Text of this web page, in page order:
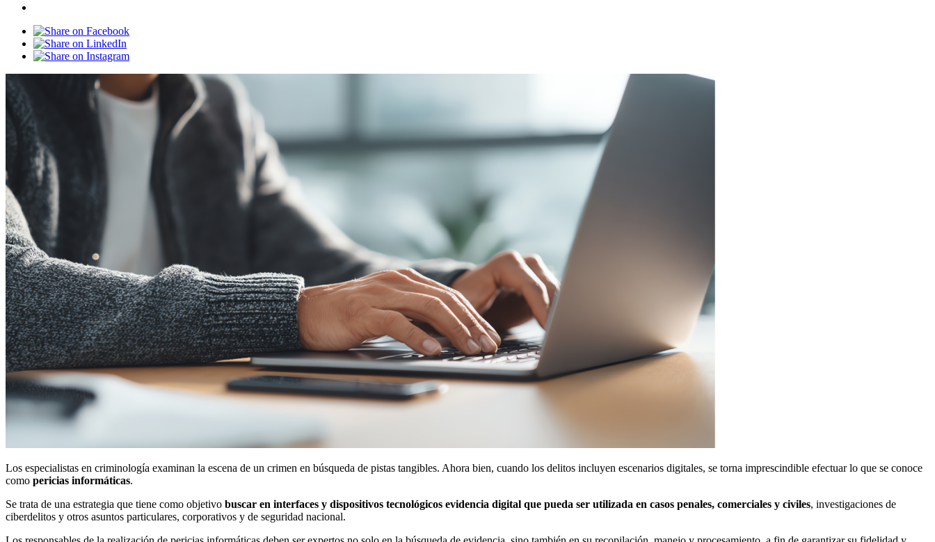
Los especialistas en criminología examinan la escena de un crimen en búsqueda de pistas tangibles. Ahora bien, cuando los delitos incluyen escenarios digitales, se torna imprescindible efectuar lo que se conoce
como pericias informáticas.
Se trata de una estrategia que tiene como objetivo buscar en interfaces y dispositivos tecnológicos evidencia digital que pueda ser utilizada en casos penales, comerciales y civiles, investigaciones de
ciberdelitos y otros asuntos particulares, corporativos y de seguridad nacional.